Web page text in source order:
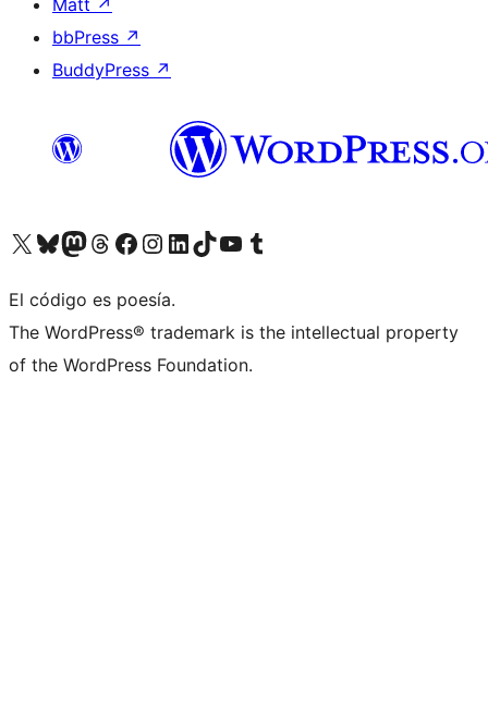
Matt ↗
bbPress ↗
BuddyPress ↗
Visita nuestra cuenta de X (anteriormente Twitter)
Visita nuestra cuenta de Bluesky
Visita nuestra cuenta de Mastodon
Visita nuestra cuenta de Threads
Visita nuestra página de Facebook
Visita nuestra cuenta de Instagram
Visita nuestra cuenta de LinkedIn
Visita nuestra cuenta de TikTok
Visita nuestro canal de YouTube
Visita nuestra cuenta de Tumblr
El código es poesía.
The WordPress® trademark is the intellectual property
of the WordPress Foundation.